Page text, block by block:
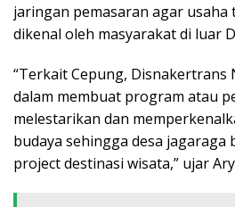
jaringan pemasaran agar usaha
dikenal oleh masyarakat di luar
“Terkait Cepung, Disnakertrans
dalam membuat program atau
melestarikan dan
budaya sehingga desa jagaraga
project destinasi wisata,” ujar